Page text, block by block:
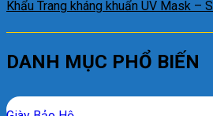
Khẩu Trang kháng khuẩn UV Mask –
DANH MỤC PHỔ BIẾN